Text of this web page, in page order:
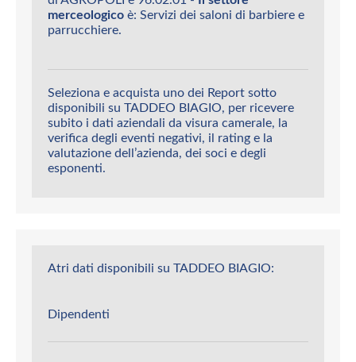
merceologico è: Servizi dei saloni di barbiere e
parrucchiere.
Seleziona e acquista uno dei Report sotto
disponibili su TADDEO BIAGIO, per ricevere
subito i dati aziendali da visura camerale, la
verifica degli eventi negativi, il rating e la
valutazione dell’azienda, dei soci e degli
esponenti.
Atri dati disponibili su TADDEO BIAGIO:
Dipendenti